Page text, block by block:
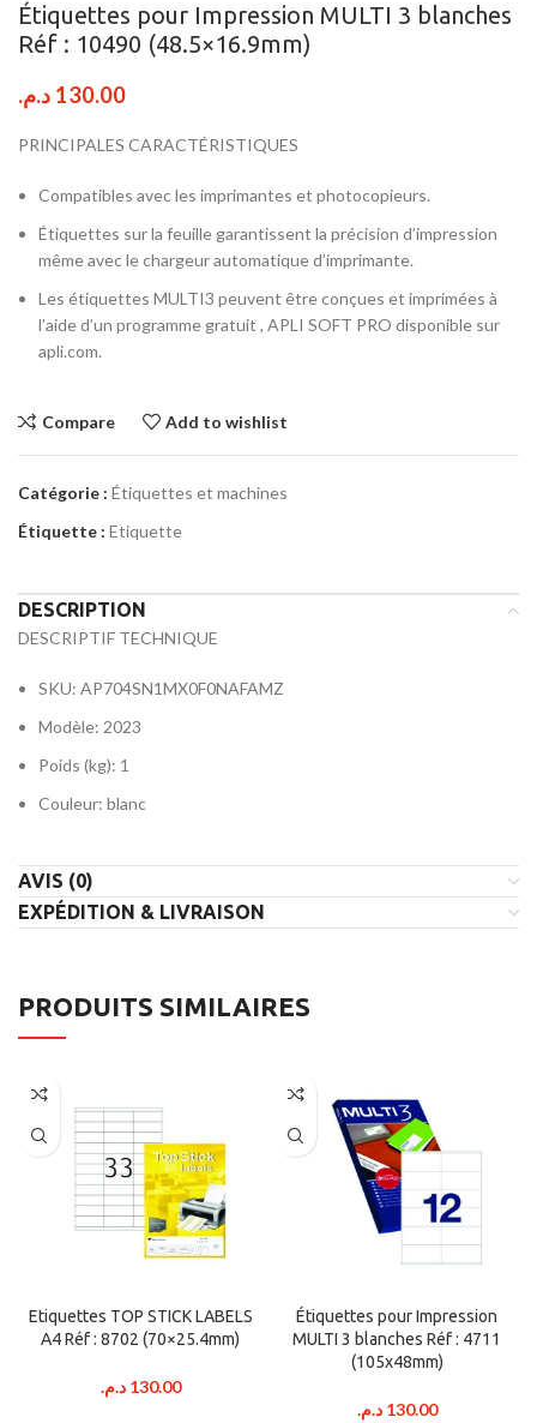
Étiquettes pour Impression MULTI 3 blanches
Réf : 10490 (48.5×16.9mm)
130.00 د.م.
PRINCIPALES CARACTÉRISTIQUES
Compatibles avec les imprimantes et photocopieurs.
Étiquettes sur la feuille garantissent la précision d’impression
même avec le chargeur automatique d’imprimante.
Les étiquettes MULTI3 peuvent être conçues et imprimées à
l’aide d’un programme gratuit , APLI SOFT PRO disponible sur
apli.com.
Compare Add to wishlist
Catégorie : Étiquettes et machines
Étiquette : Etiquette
DESCRIPTION
DESCRIPTIF TECHNIQUE
SKU: AP704SN1MX0F0NAFAMZ
Modèle: 2023
Poids (kg): 1
Couleur: blanc
AVIS (0)
EXPÉDITION & LIVRAISON
PRODUITS SIMILAIRES
Etiquettes TOP STICK LABELS
A4 Réf : 8702 (70×25.4mm)
130.00 د.م.
Étiquettes pour Impression
MULTI 3 blanches Réf : 4711
(105x48mm)
130.00 د.م.